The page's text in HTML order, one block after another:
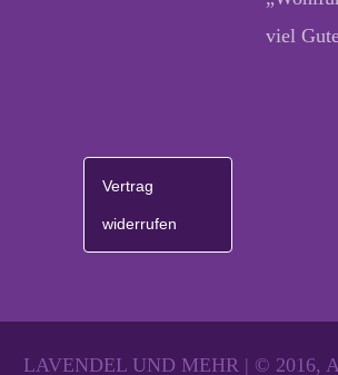
viel
Vertrag
widerrufen
LAVENDEL UND MEHR | © 2016,